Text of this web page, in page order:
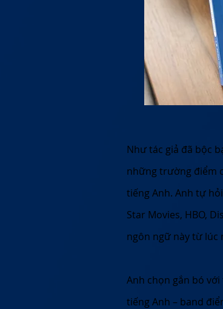
Như tác giả đã bộc
những trường điểm
tiếng Anh. Anh tự
Star Movies, HBO,
ngôn ngữ này từ lúc
Anh chọn gắn bó
tiếng Anh – band